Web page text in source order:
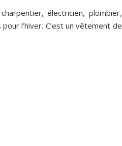
électricien, plombier,
l’hiver. C’est un vêtement de